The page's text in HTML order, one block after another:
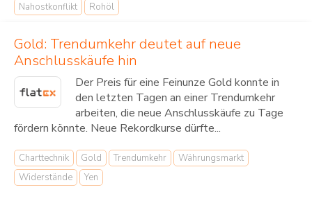
Nahostkonflikt
Rohöl
Gold: Trendumkehr deutet auf neue
Anschlusskäufe hin
Der Preis für eine Feinunze Gold konnte in
den letzten Tagen an einer Trendumkehr
arbeiten, die neue Anschlusskäufe zu Tage
fördern könnte. Neue Rekordkurse dürfte...
Charttechnik Gold Trendumkehr
Währungsmarkt
Widerstände
Yen